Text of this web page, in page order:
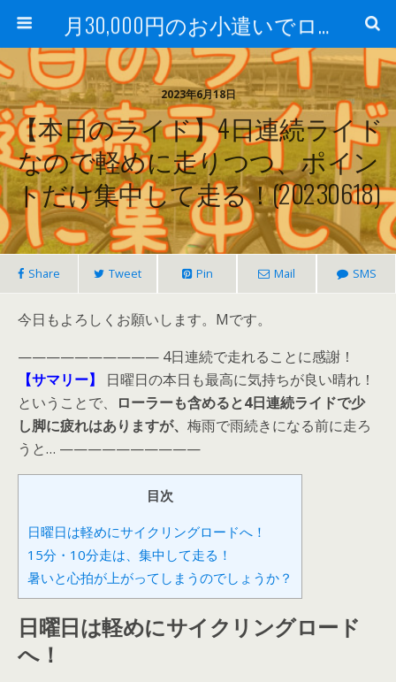
月30,000円のお小遣いでロードバイク
2023年6月18日
【本日のライド】4日連続ライド
なので軽めに走りつつ、ポイン
トだけ集中して走る！(20230618)
Share Tweet Pin Mail SMS
今日もよろしくお願いします。Mです。
—————————— 4日連続で走れることに感謝！
【サマリー】
日曜日の本日も最高に気持ちが良い晴れ！
ということで、
ローラーも含めると4日連続ライドで少
し脚に疲れはありますが、 梅雨で雨続きになる前に走ろ
うと… ——————————
目次
日曜日は軽めにサイクリングロードへ！
15分・10分走は、集中して走る！
暑いと心拍が上がってしまうのでしょうか？
日曜日は軽めにサイクリングロード
へ！